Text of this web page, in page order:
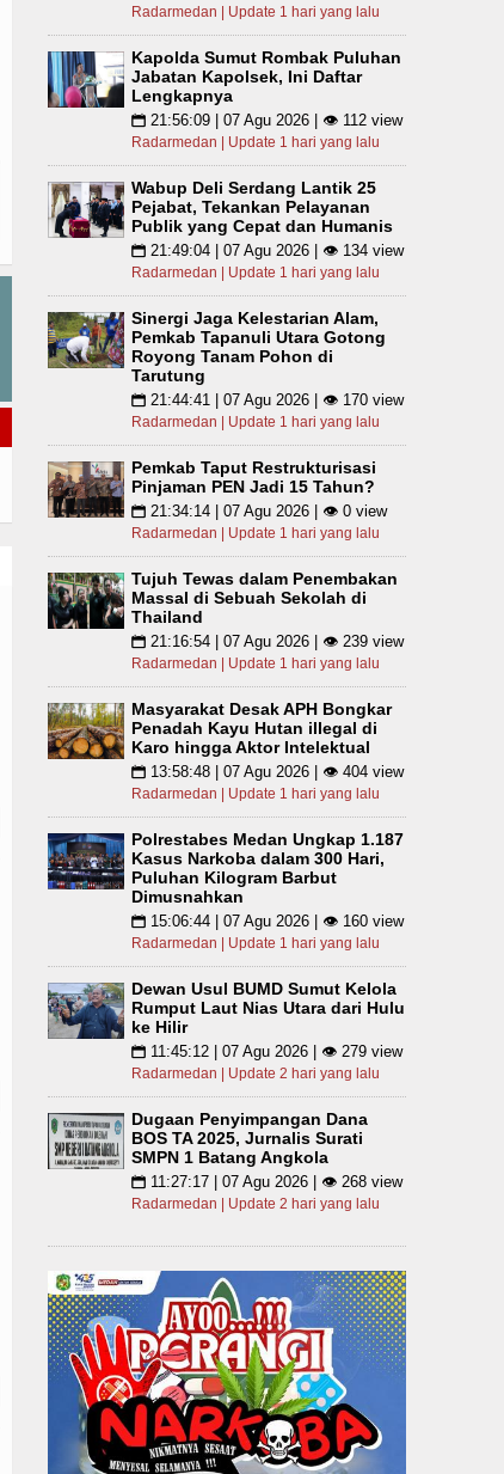
Radarmedan | Update 1 hari yang lalu
Kapolda Sumut Rombak Puluhan
Jabatan Kapolsek, Ini Daftar
Lengkapnya
📅 21:56:09 | 07 Agu 2026 | 👁 112 view
Radarmedan | Update 1 hari yang lalu
Wabup Deli Serdang Lantik 25
Pejabat, Tekankan Pelayanan
Publik yang Cepat dan Humanis
📅 21:49:04 | 07 Agu 2026 | 👁 134 view
Radarmedan | Update 1 hari yang lalu
Sinergi Jaga Kelestarian Alam,
Pemkab Tapanuli Utara Gotong
Royong Tanam Pohon di
Tarutung
📅 21:44:41 | 07 Agu 2026 | 👁 170 view
Radarmedan | Update 1 hari yang lalu
Pemkab Taput Restrukturisasi
Pinjaman PEN Jadi 15 Tahun?
📅 21:34:14 | 07 Agu 2026 | 👁 0 view
Radarmedan | Update 1 hari yang lalu
Tujuh Tewas dalam Penembakan
Massal di Sebuah Sekolah di
Thailand
📅 21:16:54 | 07 Agu 2026 | 👁 239 view
Radarmedan | Update 1 hari yang lalu
Masyarakat Desak APH Bongkar
Penadah Kayu Hutan illegal di
Karo hingga Aktor Intelektual
📅 13:58:48 | 07 Agu 2026 | 👁 404 view
Radarmedan | Update 1 hari yang lalu
Polrestabes Medan Ungkap 1.187
Kasus Narkoba dalam 300 Hari,
Puluhan Kilogram Barbut
Dimusnahkan
📅 15:06:44 | 07 Agu 2026 | 👁 160 view
Radarmedan | Update 1 hari yang lalu
Dewan Usul BUMD Sumut Kelola
Rumput Laut Nias Utara dari Hulu
ke Hilir
📅 11:45:12 | 07 Agu 2026 | 👁 279 view
Radarmedan | Update 2 hari yang lalu
Dugaan Penyimpangan Dana
BOS TA 2025, Jurnalis Surati
SMPN 1 Batang Angkola
📅 11:27:17 | 07 Agu 2026 | 👁 268 view
Radarmedan | Update 2 hari yang lalu